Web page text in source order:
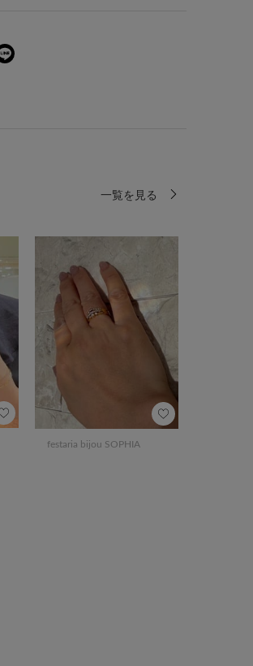
一覧を見る
festaria bijou SOPHIA